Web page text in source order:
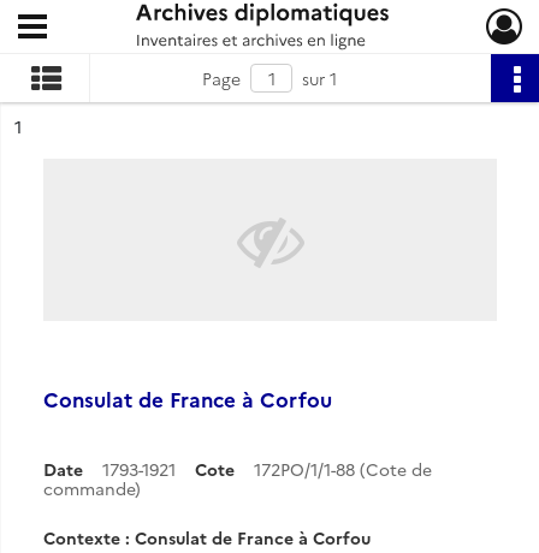
Archives diplomatiques
Ouvrir le menu déroulant
Page
sur 1
n°
1
Consulat de France à Corfou
Date 1793-1921 Cote
172PO/1/1-88 (Cote de
commande)
Contexte : Consulat de France à Corfou